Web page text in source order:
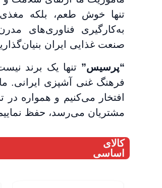
تنها خوش طعم، بلکه
به‌کارگیری فناوری‌های
صنعت غذایی ایران
“پرسیس” تنها یک برند
فرهنگ غنی آشپزی ایرانی.
افتخار می‌کنیم و همواره
مشتریان می‌رسد، حفظ
کالای
اساسی